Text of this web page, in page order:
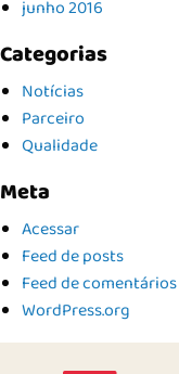
junho 2016
Categorias
Notícias
Parceiro
Qualidade
Meta
Acessar
Feed de posts
Feed de comentários
WordPress.org